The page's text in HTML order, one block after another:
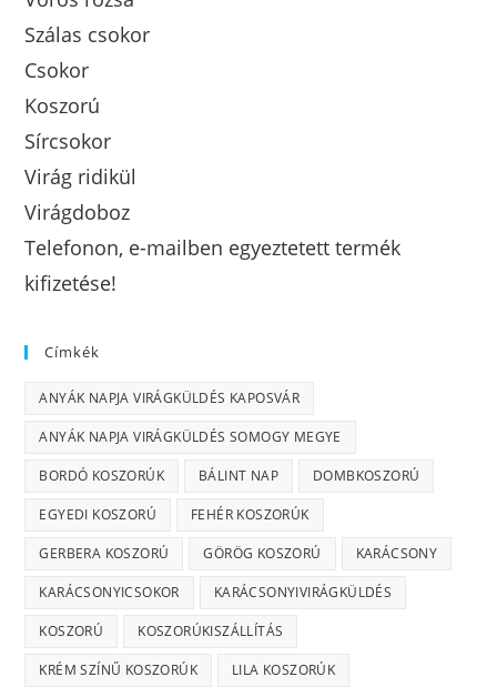
Szálas csokor
Csokor
Koszorú
Sírcsokor
Virág ridikül
Virágdoboz
Telefonon, e-mailben egyeztetett termék
kifizetése!
Címkék
ANYÁK NAPJA VIRÁGKÜLDÉS KAPOSVÁR
ANYÁK NAPJA VIRÁGKÜLDÉS SOMOGY MEGYE
BORDÓ KOSZORÚK BÁLINT NAP DOMBKOSZORÚ
EGYEDI KOSZORÚ FEHÉR KOSZORÚK
GERBERA KOSZORÚ GÖRÖG KOSZORÚ KARÁCSONY
KARÁCSONYICSOKOR KARÁCSONYIVIRÁGKÜLDÉS
KOSZORÚ KOSZORÚKISZÁLLÍTÁS
KRÉM SZÍNŰ KOSZORÚK LILA KOSZORÚK